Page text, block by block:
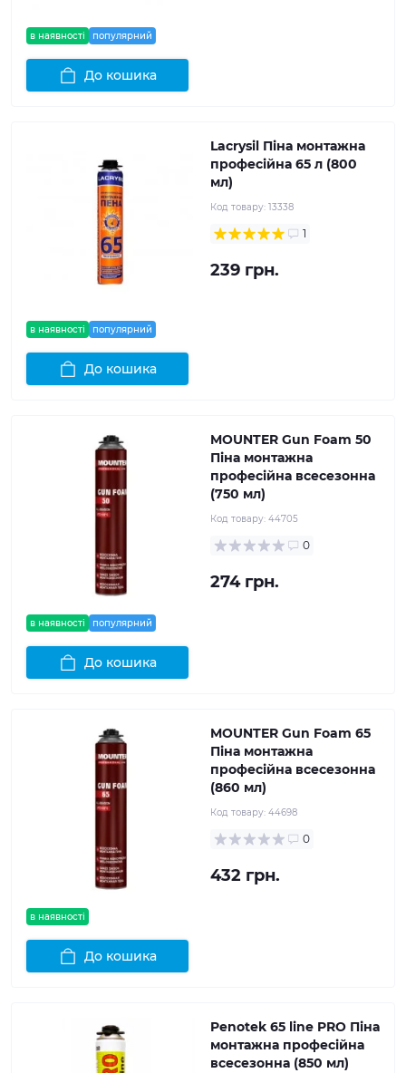
в наявності популярний
До кошика
в наявності популярний
Lacrysil Піна монтажна
професійна 65 л (800
мл)
Код товару: 13338
1
239 грн.
До кошика
в наявності популярний
MOUNTER Gun Foam 50
Піна монтажна
професійна всесезонна
(750 мл)
Код товару: 44705
0
274 грн.
До кошика
в наявності
MOUNTER Gun Foam 65
Піна монтажна
професійна всесезонна
(860 мл)
Код товару: 44698
0
432 грн.
До кошика
Penotek 65 line PRO Піна
монтажна професійна
всесезонна (850 мл)